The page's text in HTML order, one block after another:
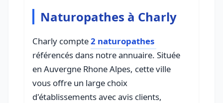
Naturopathes à Charly
Charly compte2 naturopathes
référencés dans notre annuaire. Située
en Auvergne Rhone Alpes, cette ville
vous offre un large choix
d'établissements avec avis clients,